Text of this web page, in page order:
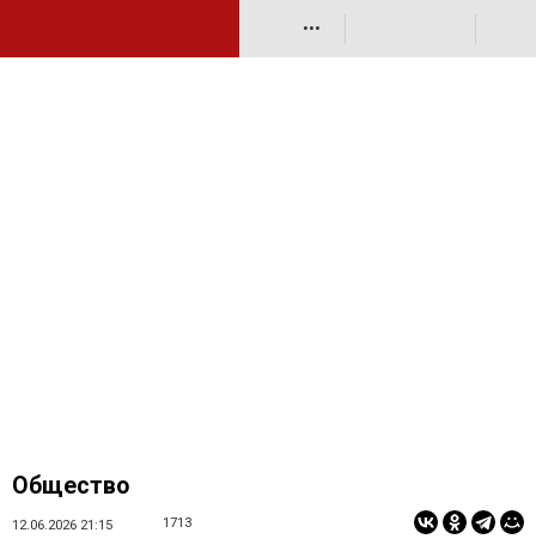
•••
Общество
12.06.2026 21:15 1713